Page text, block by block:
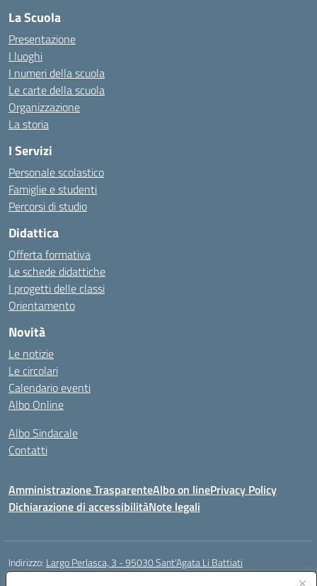
La Scuola
Presentazione
I luoghi
I numeri della scuola
Le carte della scuola
Organizzazione
La storia
I Servizi
Personale scolastico
Famiglie e studenti
Percorsi di studio
Didattica
Offerta formativa
Le schede didattiche
I progetti delle classi
Orientamento
Novità
Le notizie
Le circolari
Calendario eventi
Albo Online
Albo Sindacale
Contatti
Amministrazione TrasparenteAlbo on linePrivacy Policy
Dichiarazione di accessibilitàNote legali
Indirizzo: Largo Perlasca, 3 - 95030 Sant’Agata Li Battiati
Centralino:
ctic8bl002@istruzione.it